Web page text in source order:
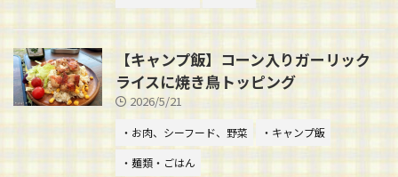
【キャンプ飯】コーン入りガーリック
ライスに焼き鳥トッピング
2026/5/21
・お肉、シーフード、野菜
・キャンプ飯
・麺類・ごはん